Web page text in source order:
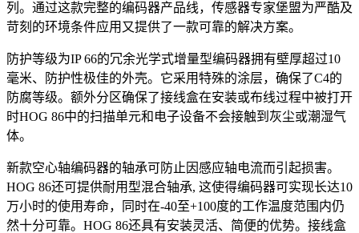
列。通过这款完整的编码器产品线，传感器专家堡盟为严酷及
苛刻的环境条件应用又提供了一款可靠的解决方案。
防护等级为IP 66的冗余光学式增量型编码器拥有壁厚超过10
毫米、防护性极佳的外壳。它采用特殊的涂层，确保了C4的
防腐等级。额外分区确保了接线盒在安装或布线过程中被打开
时HOG 86中的扫描单元和电子设备不会接触到灰尘或潮湿气
体。
新款空心轴编码器的轴承可防止因感应轴电流而引起损害。
HOG 86还可提供耐用型混合轴承, 这使得编码器可实现长达10
万小时的使用寿命，同时在-40至+100度的工作温度范围内仍
然十分可靠。HOG 86还具有安装灵活、简便的优势。接线盒